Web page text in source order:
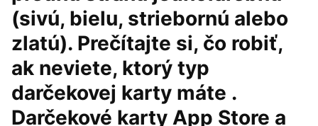
(sivú, bielu, striebornú alebo
zlatú). Prečítajte si, čo robiť,
ak neviete, ktorý typ
darčekovej karty máte .
Darčekové karty App Store a